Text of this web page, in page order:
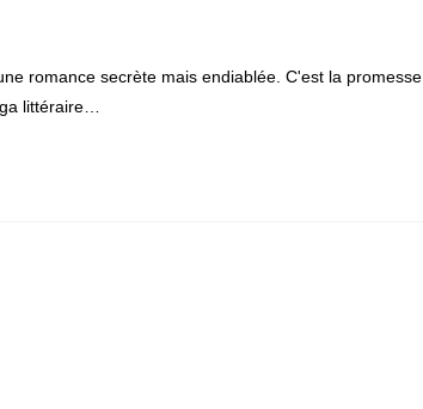
romance secrète mais endiablée. C'est la promesse
littéraire…